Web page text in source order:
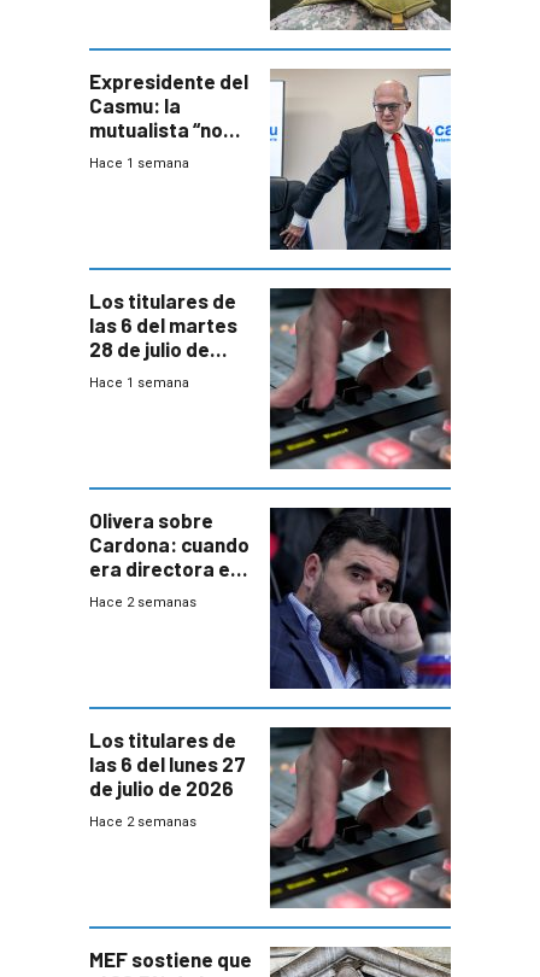
seguridad
Expresidente del
Casmu: la
mutualista “no
está para pagar”
Hace 1 semana
Los titulares de
las 6 del martes
28 de julio de
2026
Hace 1 semana
Olivera sobre
Cardona: cuando
era directora en
UTE “no era muy
Hace 2 semanas
Los titulares de
las 6 del lunes 27
de julio de 2026
Hace 2 semanas
MEF sostiene que